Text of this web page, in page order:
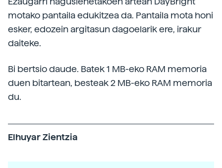
motako pantaila edukitzea da. Pantaila mota honi
esker, edozein argitasun dagoelarik ere, irakur
daiteke.
Bi bertsio daude. Batek 1 MB-eko RAM memoria
duen bitartean, besteak 2 MB-eko RAM memoria
du.
Elhuyar Zientzia